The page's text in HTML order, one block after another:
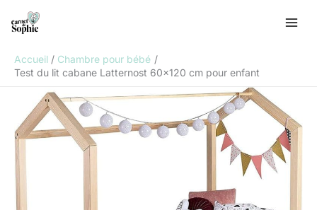
Accueil
Chambre pour bébé
Test du lit cabane Latternost 60×120 cm pour enfant
e
h
c
r